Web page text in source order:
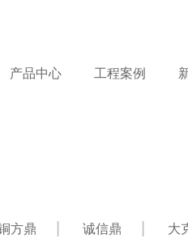
产品中心 工程案例
方鼎 诚信鼎 大